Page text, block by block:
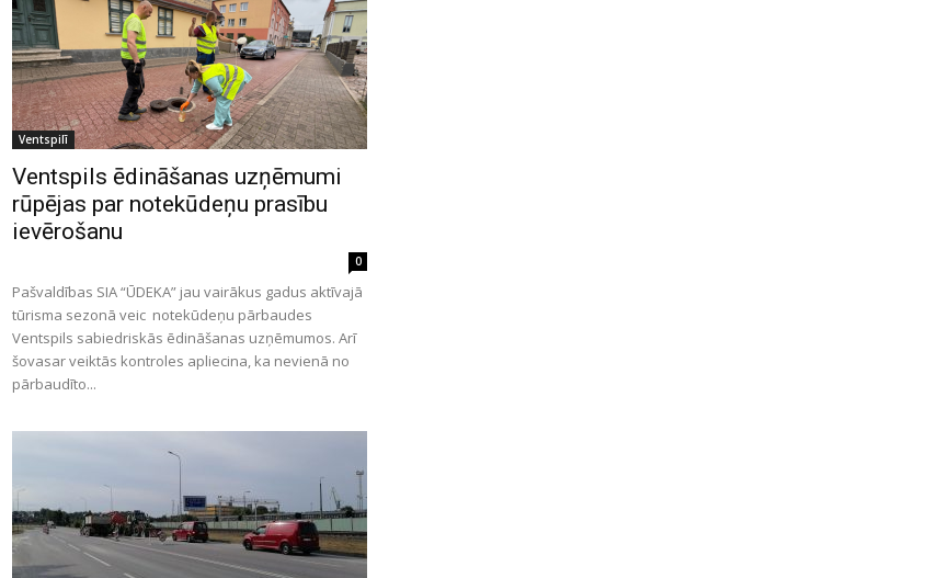
Ventspilī
Ventspils ēdināšanas uzņēmumi
rūpējas par notekūdeņu prasību
ievērošanu
0
Pašvaldības SIA “ŪDEKA” jau vairākus gadus aktīvajā
tūrisma sezonā veic notekūdeņu pārbaudes
Ventspils sabiedriskās ēdināšanas uzņēmumos. Arī
šovasar veiktās kontroles apliecina, ka nevienā no
pārbaudīto...